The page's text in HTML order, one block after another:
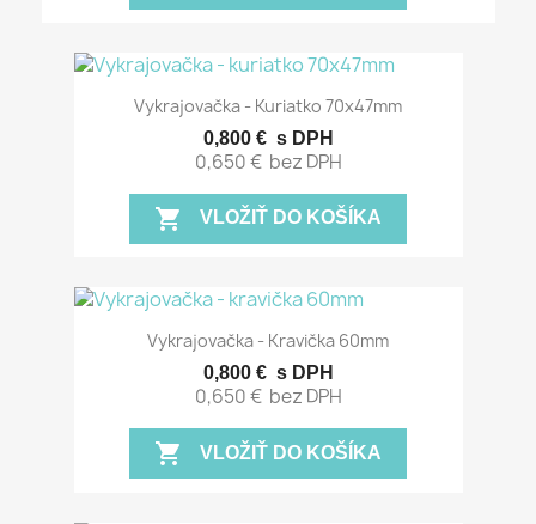
Vykrajovačka - Kuriatko 70x47mm
0,800 € s DPH
0,650 € bez DPH
shopping_cart VLOŽIŤ DO KOŠÍKA
Vykrajovačka - Kravička 60mm
0,800 € s DPH
0,650 € bez DPH
shopping_cart VLOŽIŤ DO KOŠÍKA